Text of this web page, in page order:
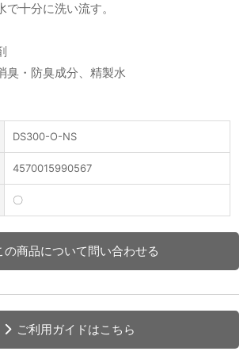
十分に洗い流す。
臭・防臭成分、精製水
DS300-O-NS
4570015990567
〇
の商品について問い合わせる
ご利用ガイドはこちら